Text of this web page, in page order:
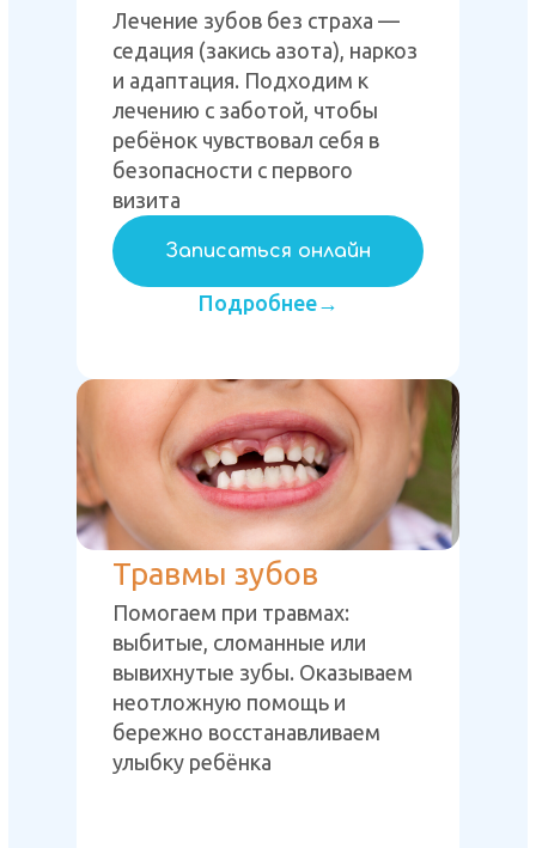
Записаться онлайн
Подробнее→
Лечение зубов без страха —
седация (закись азота), наркоз
и адаптация. Подходим к
лечению с заботой, чтобы
ребёнок чувствовал себя в
безопасности с первого
визита
Травмы зубов
Помогаем при травмах:
выбитые, сломанные или
вывихнутые зубы. Оказываем
неотложную помощь и
бережно восстанавливаем
улыбку ребёнка